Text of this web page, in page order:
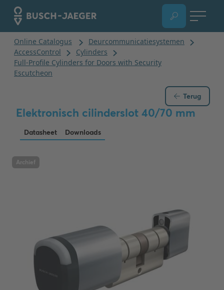
Terug
Elektronisch cilinderslot 40/70 mm
Datasheet Downloads
Archief